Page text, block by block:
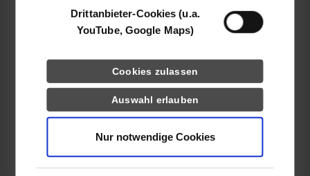
Drittanbieter-Cookies (u.a.
YouTube, Google Maps)
Cookies zulassen
Auswahl erlauben
Nur notwendige Cookies
RWT Crowe GmbH Wirtschaftsprüfungsgesellschaft,
Steuerberatungsgesellschaft
Stuttgart
Cornelia Stehle
personal@rwt-gruppe.de